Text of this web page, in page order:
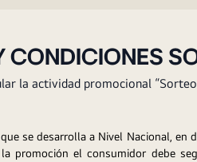
CONDICIONES
la actividad promocional “Sorteo
se desarrolla a Nivel Nacional,
promoción el consumidor debe